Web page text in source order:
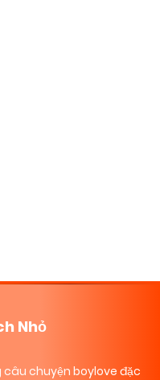
Nhỏ
câu chuyện boylove đặc